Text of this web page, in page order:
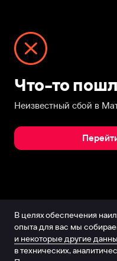
Что-то
Неизвестный сбой в
В целях обеспечения
опыта для вас мы
и некоторые другие
в технических,